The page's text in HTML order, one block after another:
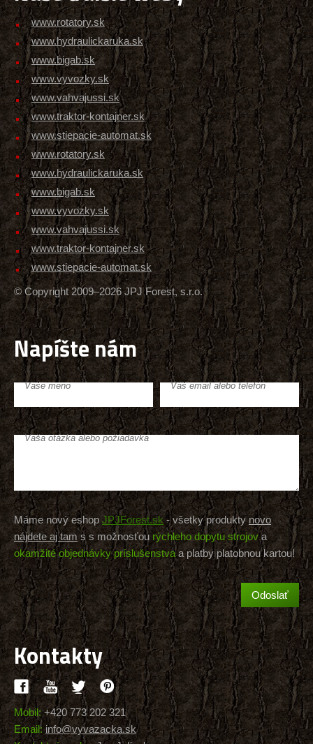
www.rotatory.sk
www.hydraulickaruka.sk
www.bigab.sk
www.vyvozky.sk
www.vahvajussi.sk
www.traktor-kontajner.sk
www.stiepacie-automat.sk
www.rotatory.sk
www.hydraulickaruka.sk
www.bigab.sk
www.vyvozky.sk
www.vahvajussi.sk
www.traktor-kontajner.sk
www.stiepacie-automat.sk
© Copyright 2009–2026 JPJ Forest, s.r.o.
Napíšte nám
Vaše meno Váš email alebo telefón
Vaša otázka alebo požiadavka
Máme nový eshop JPJForest.sk - všetky produktynovo
nájdete aj tams s možnosťou rýchleho dopytu strojova
okamžité objednávky príslušenstvaa platby platobnou kartou!
Kontakty
Mobil:+420 773 202 321
Email: info@vyvazacka.sk